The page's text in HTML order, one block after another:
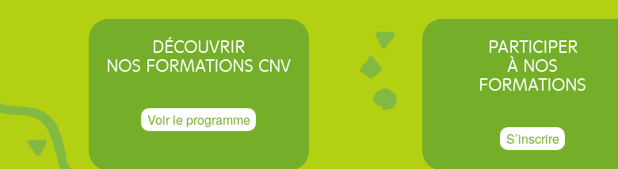
DÉCOUVRIR
NOS FORMATIONS CNV
Voir le programme
PARTICIPER
À NOS
FORMATIONS
S’inscrire